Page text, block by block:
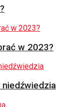
w 2023?
niedźwiedzia